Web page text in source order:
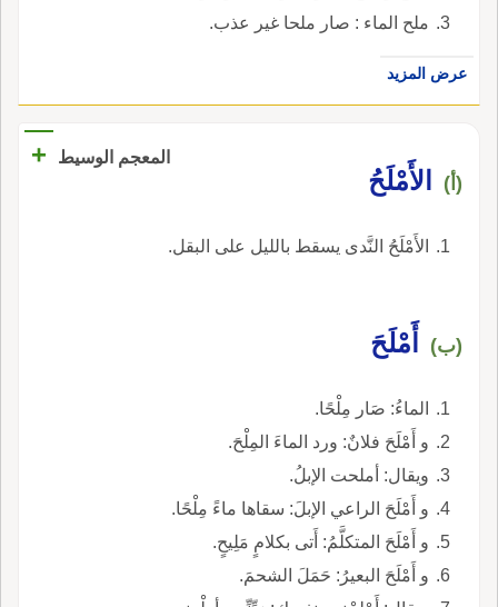
ملح الماء : صار ملحا غير عذب.
عرض المزيد
المعجم الوسيط +
(أ) الأَمْلَحُ
الأَمْلَحُ النَّدى يسقط بالليل على البقل.
(ب) أَمْلَحَ
الماءُ: صَار مِلْحًا.
و أَمْلَحَ فلانٌ: ورد الماءَ المِلْحَ.
ويقال: أملحت الإبلُ.
و أَمْلَحَ الراعي الإبلَ: سقاها ماءً مِلْحًا.
و أَمْلَحَ المتكلَّمُ: أَتى بكلامٍ مَلِيحٍ.
و أَمْلَحَ البعيرُ: حَمَلَ الشحمَ.